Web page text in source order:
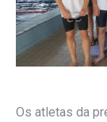
Os atletas da